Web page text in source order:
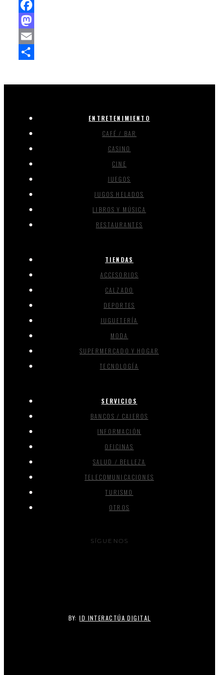
Facebook
Mastodon
Email
ENTRETENIMIENTO
CAFÉ / BAR
CASINO
CINE
JUEGOS
JUGOS HELADOS
LIBROS Y MÚSICA
RESTAURANTES
TIENDAS
ACCESORIOS
CALZADO
DEPORTES
JUGUETERÍA
MODA
SUPERMERCADO Y HOGAR
TECNOLOGÍA
SERVICIOS
BANCOS / CAJEROS
INFORMACIÓN
OFICINAS
SALUD / BELLEZA
TELECOMUNICACIONES
TURISMO
OTROS
SÍGUENOS
BY:ID INTERACTÚA DIGITAL